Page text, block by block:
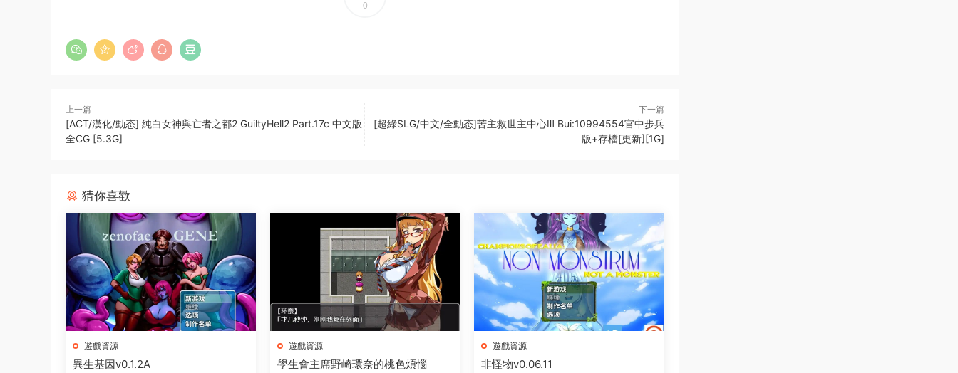
0
上一篇
[ACT/漢化/動态] 純白女神與亡者之都2 GuiltyHell2 Part.17c 中文版
全CG [5.3G]
下一篇
[超綠SLG/中文/全動态]苦主救世主中心Ⅲ Bui:10994554官中步兵
版+存檔[更新][1G]
猜你喜歡
遊戲資源
異生基因v0.1.2A
遊戲資源
學生會主席野崎環奈的桃色煩惱
遊戲資源
非怪物v0.06.11